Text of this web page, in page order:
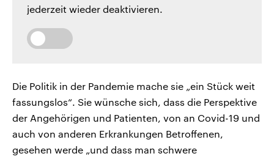
jederzeit wieder deaktivieren.
Die Politik in der Pandemie mache sie „ein Stück weit
fassungslos“. Sie wünsche sich, dass die Perspektive
der Angehörigen und Patienten, von an Covid-19 und
auch von anderen Erkrankungen Betroffenen,
gesehen werde „und dass man schwere